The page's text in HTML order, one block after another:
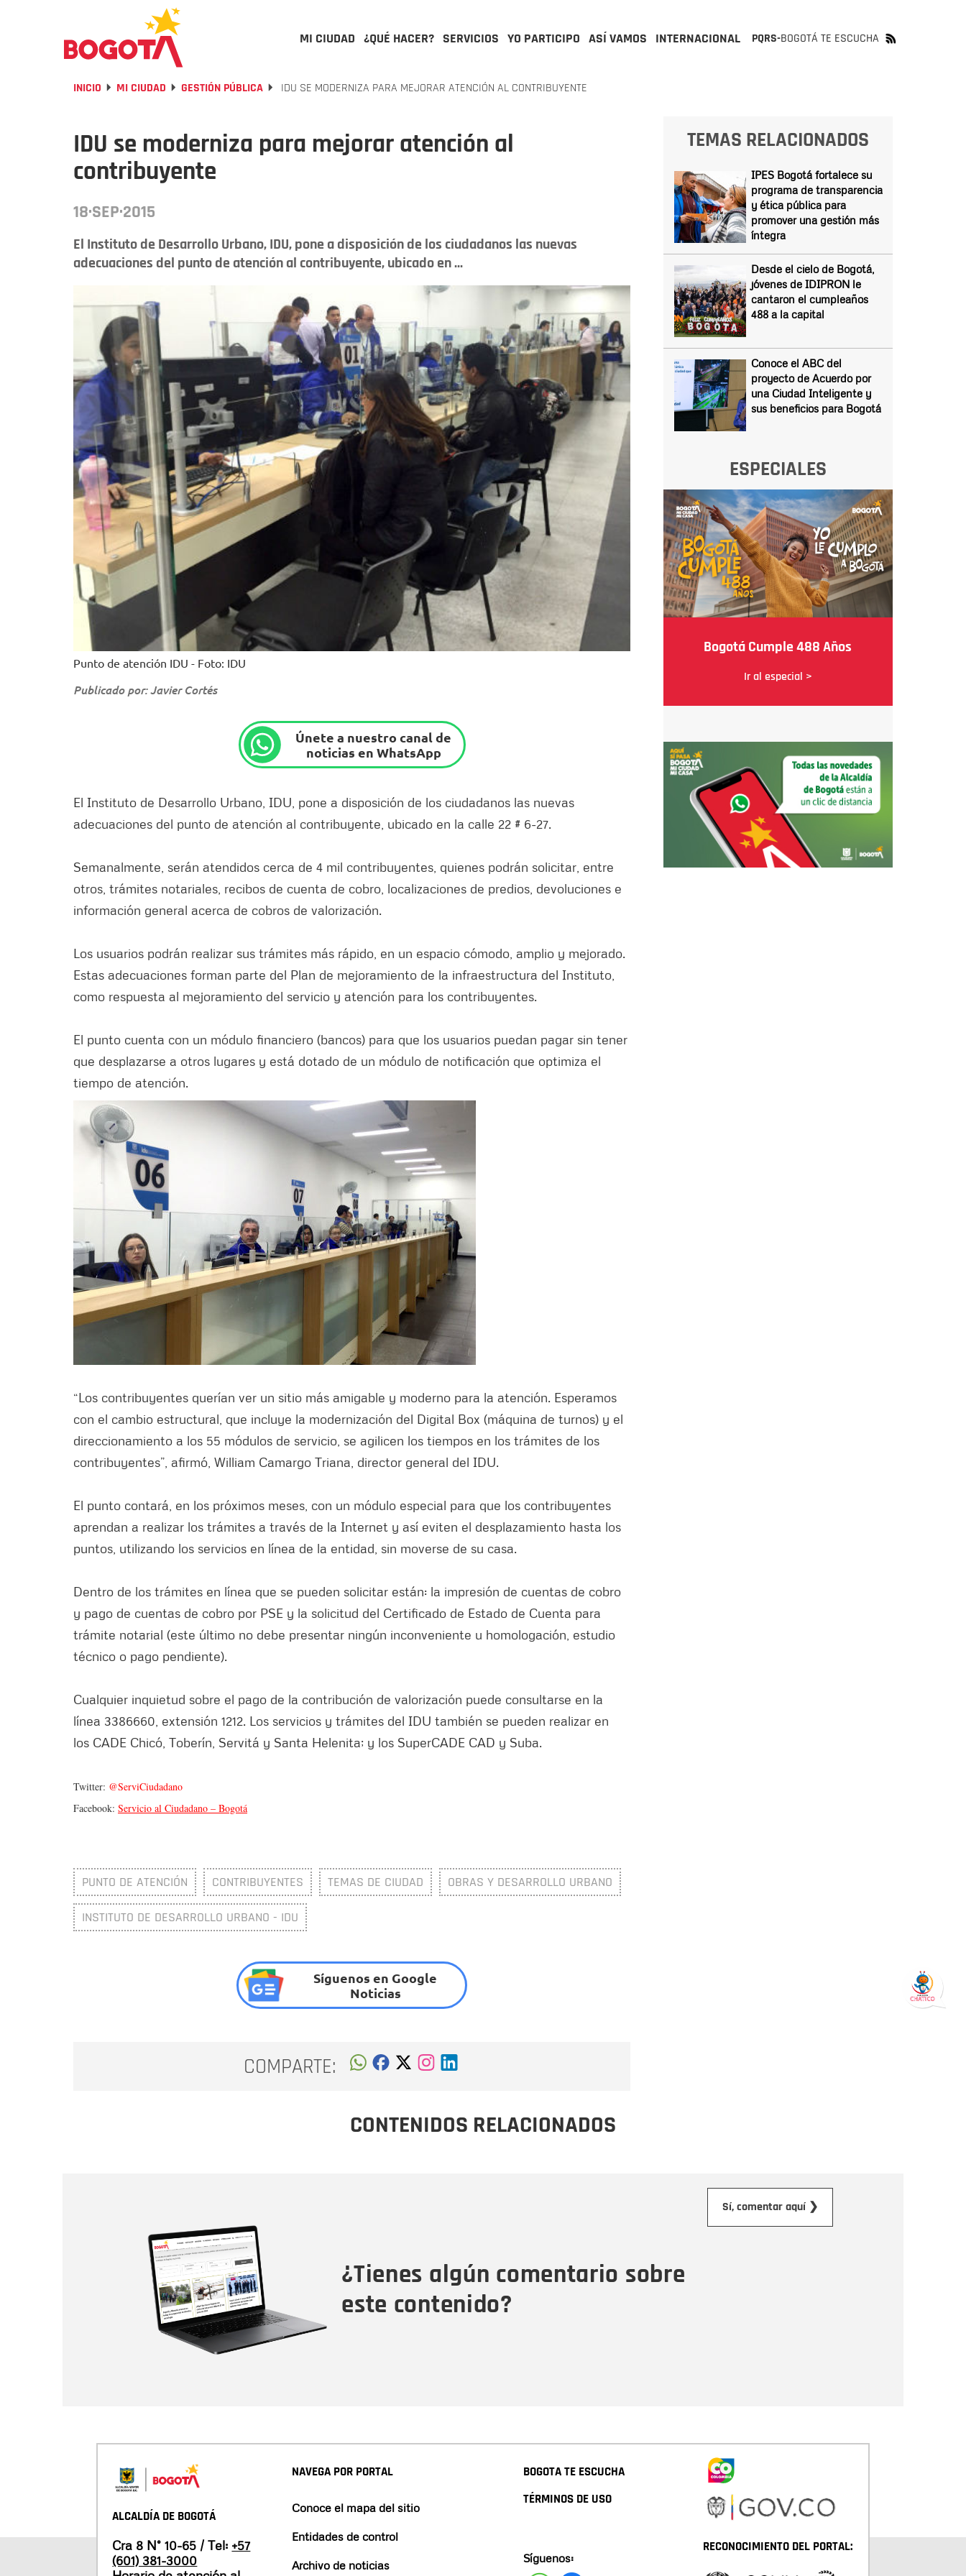
MI CIUDAD ¿QUÉ HACER? SERVICIOS YO PARTICIPO ASÍ VAMOS INTERNACIONAL PQRS-BOGOTÁ TE ESCUCHA
INICIO MI CIUDAD GESTIÓN PÚBLICA IDU SE MODERNIZA PARA MEJORAR ATENCIÓN AL CONTRIBUYENTE
IDU se moderniza para mejorar atención al
contribuyente
18·SEP·2015
El Instituto de Desarrollo Urbano, IDU, pone a disposición de los ciudadanos las nuevas
adecuaciones del punto de atención al contribuyente, ubicado en ...
Punto de atención IDU - Foto: IDU
Publicado por: Javier Cortés
Únete a nuestro canal de
noticias en WhatsApp
El Instituto de Desarrollo Urbano, IDU, pone a disposición de los ciudadanos las nuevas
adecuaciones del punto de atención al contribuyente, ubicado en la calle 22 # 6-27.
Semanalmente, serán atendidos cerca de 4 mil contribuyentes, quienes podrán solicitar, entre
otros, trámites notariales, recibos de cuenta de cobro, localizaciones de predios, devoluciones e
información general acerca de cobros de valorización.
Los usuarios podrán realizar sus trámites más rápido, en un espacio cómodo, amplio y mejorado.
Estas adecuaciones forman parte del Plan de mejoramiento de la infraestructura del Instituto,
como respuesta al mejoramiento del servicio y atención para los contribuyentes.
El punto cuenta con un módulo financiero (bancos) para que los usuarios puedan pagar sin tener
que desplazarse a otros lugares y está dotado de un módulo de notificación que optimiza el
tiempo de atención.
“Los contribuyentes querían ver un sitio más amigable y moderno para la atención. Esperamos
con el cambio estructural, que incluye la modernización del Digital Box (máquina de turnos) y el
direccionamiento a los 55 módulos de servicio, se agilicen los tiempos en los trámites de los
contribuyentes”, afirmó, William Camargo Triana, director general del IDU.
El punto contará, en los próximos meses, con un módulo especial para que los contribuyentes
aprendan a realizar los trámites a través de la Internet y así eviten el desplazamiento hasta los
puntos, utilizando los servicios en línea de la entidad, sin moverse de su casa.
Dentro de los trámites en línea que se pueden solicitar están: la impresión de cuentas de cobro
y pago de cuentas de cobro por PSE y la solicitud del Certificado de Estado de Cuenta para
trámite notarial (este último no debe presentar ningún inconveniente u homologación, estudio
técnico o pago pendiente).
Cualquier inquietud sobre el pago de la contribución de valorización puede consultarse en la
línea 3386660, extensión 1212. Los servicios y trámites del IDU también se pueden realizar en
los CADE Chicó, Toberín, Servitá y Santa Helenita; y los SuperCADE CAD y Suba.
Twitter: @ServiCiudadano
Facebook: Servicio al Ciudadano – Bogotá
PUNTO DE ATENCIÓN CONTRIBUYENTES TEMAS DE CIUDAD OBRAS Y DESARROLLO URBANO
INSTITUTO DE DESARROLLO URBANO - IDU
Síguenos en Google
Noticias
COMPARTE:
TEMAS RELACIONADOS
IPES Bogotá fortalece su
programa de transparencia
y ética pública para
promover una gestión más
íntegra
Desde el cielo de Bogotá,
jóvenes de IDIPRON le
cantaron el cumpleaños
488 a la capital
Conoce el ABC del
proyecto de Acuerdo por
una Ciudad Inteligente y
sus beneficios para Bogotá
ESPECIALES
Bogotá Cumple 488 Años
Ir al especial >
CONTENIDOS RELACIONADOS
¿Tienes algún comentario sobre
este contenido?
Sí, comentar aquí ❯
ALCALDÍA DE BOGOTÁ
Cra 8 N° 10-65 / Tel: +57
(601) 381-3000
NAVEGA POR PORTAL
Conoce el mapa del sitio
Entidades de control
Archivo de noticias
BOGOTA TE ESCUCHA
TÉRMINOS DE USO
Síguenos:
RECONOCIMIENTO DEL PORTAL: